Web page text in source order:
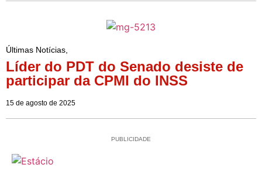
Últimas Notícias
Líder do PDT do Senado desiste de
participar da CPMI do INSS
15 de agosto de 2025
PUBLICIDADE